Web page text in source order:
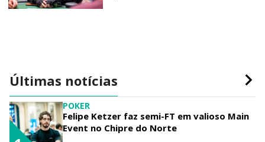
Últimas notícias
POKER
Felipe Ketzer faz semi-FT em valioso Main
Event no Chipre do Norte